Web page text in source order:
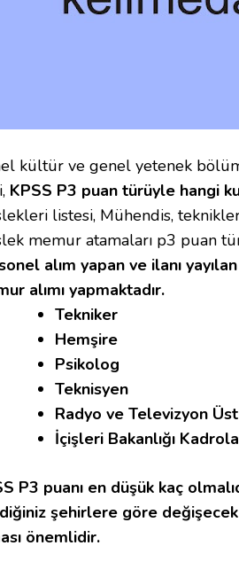
kültür ve genel yetenek
KPSS P3 puan türüyle hangi
listesi, Mühendis,
memur atamaları p3 puan
alım yapan ve ilanı
alımı yapmaktadır.
Tekniker
Hemşire
Psikolog
Teknisyen
Radyo ve Televizyon Üst
İçişleri Bakanlığı
P3 puanı en düşük kaç
şehirlere göre
önemlidir.